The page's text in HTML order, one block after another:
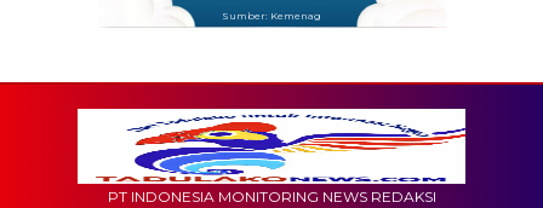
Sumber: Kemenag
PT INDONESIA MONITORING NEWS REDAKSI